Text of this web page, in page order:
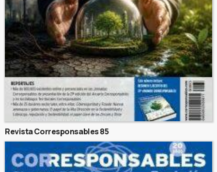
Revista Corresponsables 85